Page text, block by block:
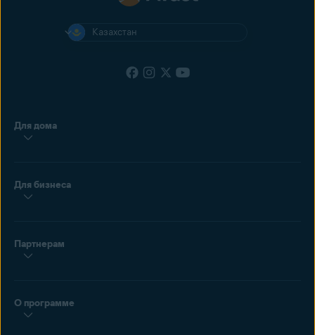
Казахстан
Для дома
Для бизнеса
Партнерам
О программе